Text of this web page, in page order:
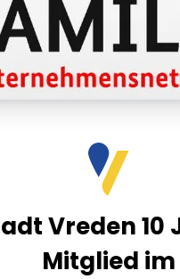
Vreden 10
Mitglied im